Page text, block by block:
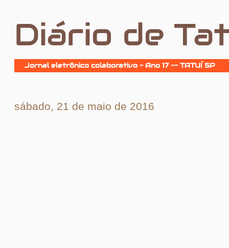
Diário de
Jornal eletrônico colaborativo - Ano 17 -- TATUÍ SP
sábado, 21 de maio de 2016